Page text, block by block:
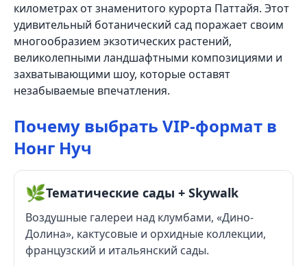
километрах от знаменитого курорта Паттайя. Этот
удивительный ботанический сад поражает своим
многообразием экзотических растений,
великолепными ландшафтными композициями и
захватывающими шоу, которые оставят
незабываемые впечатления.
Почему выбрать VIP-формат в
Нонг Нуч
🌿Тематические сады + Skywalk
Воздушные галереи над клумбами, «Дино-
Долина», кактусовые и орхидные коллекции,
французский и итальянский сады.